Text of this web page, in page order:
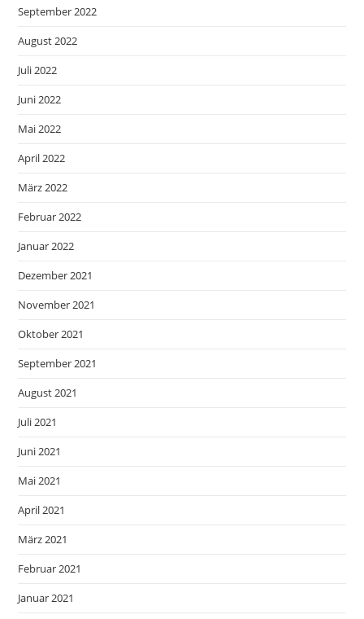
September 2022
August 2022
Juli 2022
Juni 2022
Mai 2022
April 2022
März 2022
Februar 2022
Januar 2022
Dezember 2021
November 2021
Oktober 2021
September 2021
August 2021
Juli 2021
Juni 2021
Mai 2021
April 2021
März 2021
Februar 2021
Januar 2021